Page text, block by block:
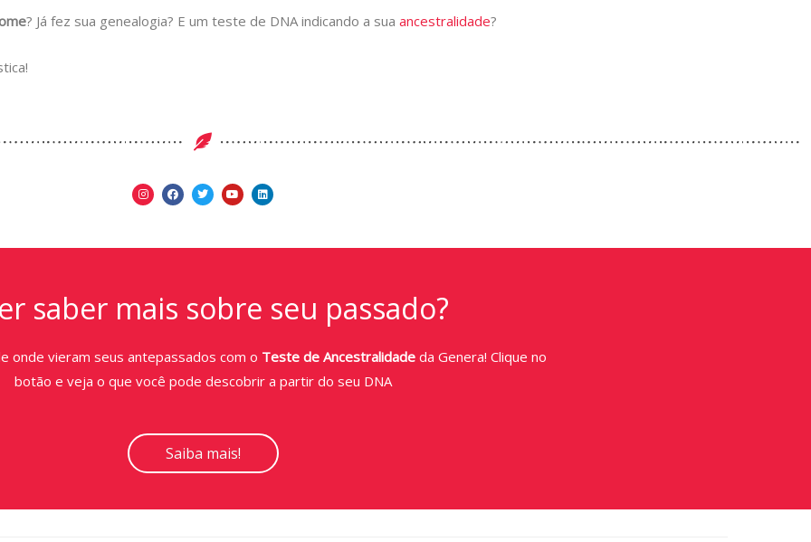
? Já fez sua genealogia? E um teste de DNA indicando a sua ancestralidade?
saber mais sobre seu passado?
onde vieram seus antepassados com o Teste de Ancestralidade da Genera! Clique no
botão e veja o que você pode descobrir a partir do seu DNA
Saiba mais!